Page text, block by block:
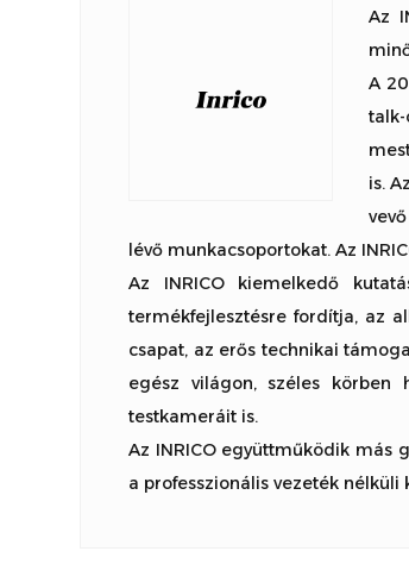
Az
A
is.
lévő munkacsoportokat. Az
Az INRICO kiemelkedő
termékfejlesztésre fordítja, az
csapat, az erős technikai
egész világon, széles körben
testkameráit is.
Az INRICO együttműködik más
a professzionális vezeték